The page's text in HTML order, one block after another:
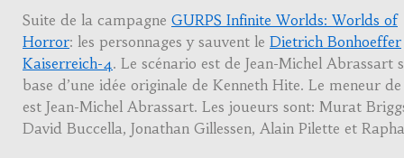
Suite de la campagne GURPS Infinite Worlds: Worlds of
Horror: les personnages y sauvent le Dietrich Bonhoeffer
Kaiserreich-4. Le scénario est de Jean-Michel Abrassart
base d’une idée originale de Kenneth Hite. Le meneur
est Jean-Michel Abrassart. Les joueurs sont: Murat
David Buccella, Jonathan Gillessen, Alain Pilette et